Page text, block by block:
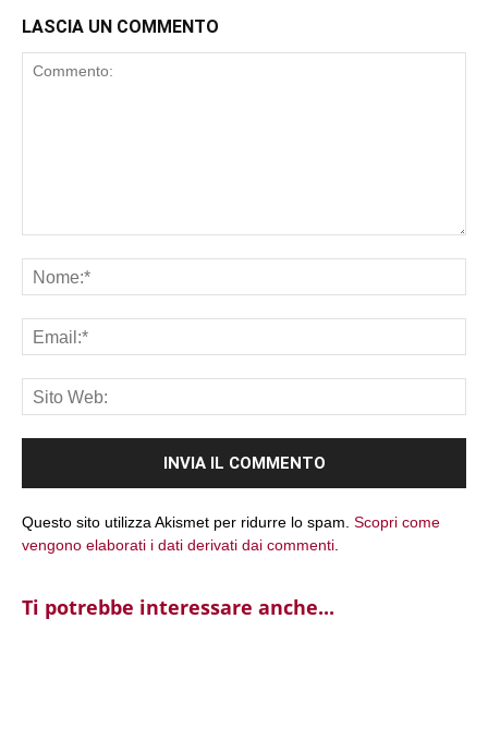
LASCIA UN COMMENTO
Questo sito utilizza Akismet per ridurre lo spam. Scopri come
vengono elaborati i dati derivati dai commenti
Ti potrebbe interessare anche...